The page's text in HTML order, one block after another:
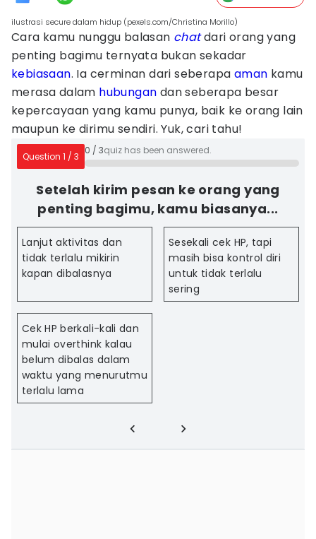
ilustrasi secure dalam hidup (pexels.com/Christina Morillo)
Cara kamu nunggu balasan chatdari orang yang
penting bagimu ternyata bukan sekadar
kebiasaan. Ia cerminan dari seberapa aman kamu
merasa dalam hubungan dan seberapa besar
kepercayaan yang kamu punya, baik ke orang lain
maupun ke dirimu sendiri. Yuk, cari tahu!
Question 1 / 3
0 / 3quiz has been answered.
Setelah kirim pesan ke orang yang
penting bagimu, kamu biasanya...
Lanjut aktivitas dan
tidak terlalu mikirin
kapan dibalasnya
Sesekali cek HP, tapi
masih bisa kontrol diri
untuk tidak terlalu
sering
Cek HP berkali-kali dan
mulai overthink kalau
belum dibalas dalam
waktu yang menurutmu
terlalu lama